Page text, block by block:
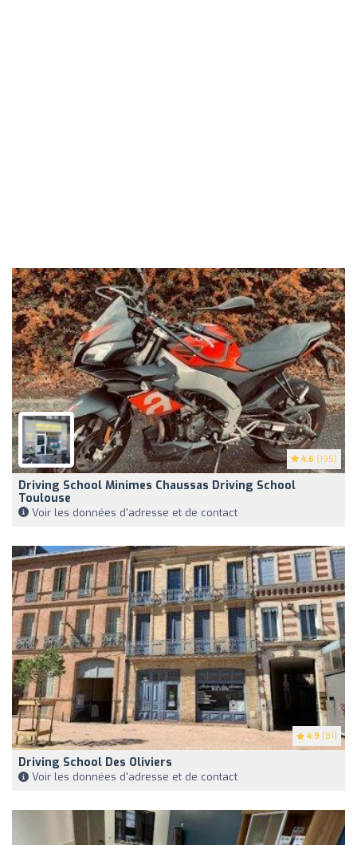
4.6 (195)
Driving School Minimes Chaussas Driving School
Toulouse
Voir les données d'adresse et de contact
4.9 (81)
Driving School Des Oliviers
Voir les données d'adresse et de contact